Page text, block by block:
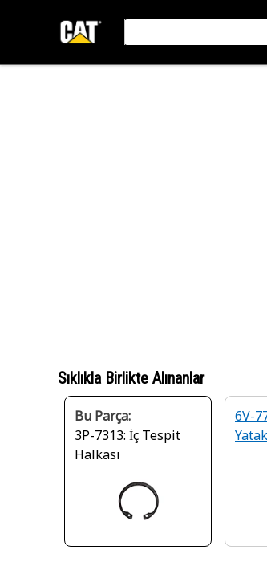
Sıklıkla Birlikte Alınanlar
Bu Parça:
3P-7313: İç Tespit
Halkası
6V-